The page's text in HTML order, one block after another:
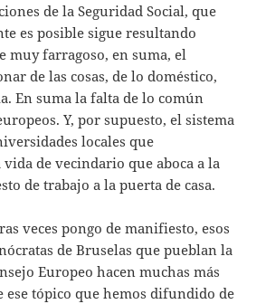
de la Seguridad Social, que
es posible sigue resultando
muy farragoso, en suma, el
de las cosas, de lo doméstico,
En suma la falta de lo común
Y, por supuesto, el sistema
locales que
de vecindario que aboca a la
de trabajo a la puerta de casa.
veces pongo de manifiesto, esos
de Bruselas que pueblan la
Europeo hacen muchas más
ese tópico que hemos difundido de